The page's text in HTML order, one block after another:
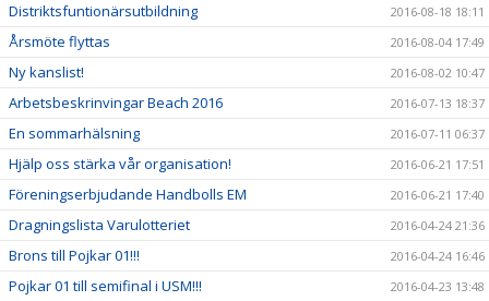
Distriktsfuntionärsutbildning 2016-08-18 18:11
Årsmöte flyttas 2016-08-04 17:49
Ny kanslist! 2016-08-02 10:47
Arbetsbeskrinvingar Beach 2016 2016-07-13 18:37
En sommarhälsning 2016-07-11 06:37
Hjälp oss stärka vår organisation! 2016-06-21 17:51
Föreningserbjudande Handbolls EM 2016-06-21 17:40
Dragningslista Varulotteriet 2016-04-24 21:36
Brons till Pojkar 01!!! 2016-04-24 16:46
Pojkar 01 till semifinal i USM!!! 2016-04-23 13:48